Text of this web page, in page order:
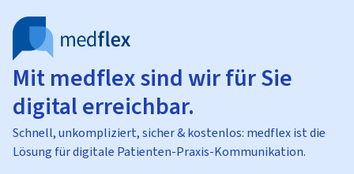
Mit medflex sind wir für Sie
digital erreichbar.
Schnell, unkompliziert, sicher & kostenlos: medflex ist die
Lösung für digitale Patienten-Praxis-Kommunikation.